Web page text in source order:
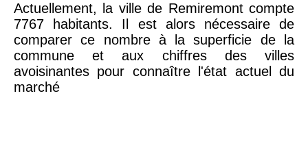
Actuellement, la ville de Remiremont compte
7767 habitants. Il est alors nécessaire de
comparer ce nombre à la superficie de la
commune et aux chiffres des villes
avoisinantes pour connaître l'état actuel du
marché